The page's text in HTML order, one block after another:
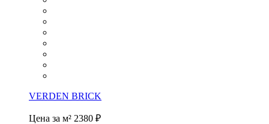
VERDEN BRICK
Цена за м² 2380 ₽